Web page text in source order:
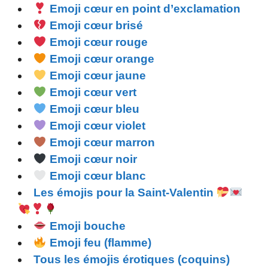
Emoji cœur en point d’exclamation
Emoji cœur brisé
Emoji cœur rouge
Emoji cœur orange
Emoji cœur jaune
Emoji cœur vert
Emoji cœur bleu
Emoji cœur violet
Emoji cœur marron
Emoji cœur noir
Emoji cœur blanc
Les émojis pour la Saint-Valentin
Emoji bouche
Emoji feu (flamme)
Tous les émojis érotiques (coquins)